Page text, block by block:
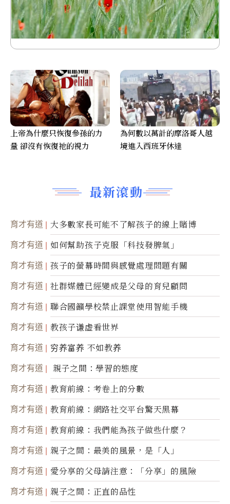
最新滾動
育才有道 大多數家長可能不了解孩子的線上賭博
育才有道 如何幫助孩子克服「科技發脾氣」
育才有道 孩子的螢幕時間與感覺處理問題有關
育才有道 社群媒體已經變成是父母的育兒顧問
育才有道 聯合國籲學校禁止課堂使用智能手機
育才有道 教孩子谦虚看世界
育才有道 穷养富养 不如教养
育才有道 親子之間：學習的態度
育才有道 教育前線：考卷上的分數
育才有道 教育前線：網路社交平台驚天黑幕
育才有道 教育前線：我們能為孩子做些什麼？
育才有道 親子之間：最美的風景，是「人」
育才有道 愛分享的父母請注意：「分享」的風險
育才有道 親子之間：正直的品性
上帝為什麼只恢復參孫的力
量 卻沒有恢復祂的視力
為何數以萬計的摩洛哥人越
境進入西班牙休達